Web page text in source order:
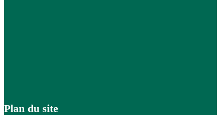
Plan du site